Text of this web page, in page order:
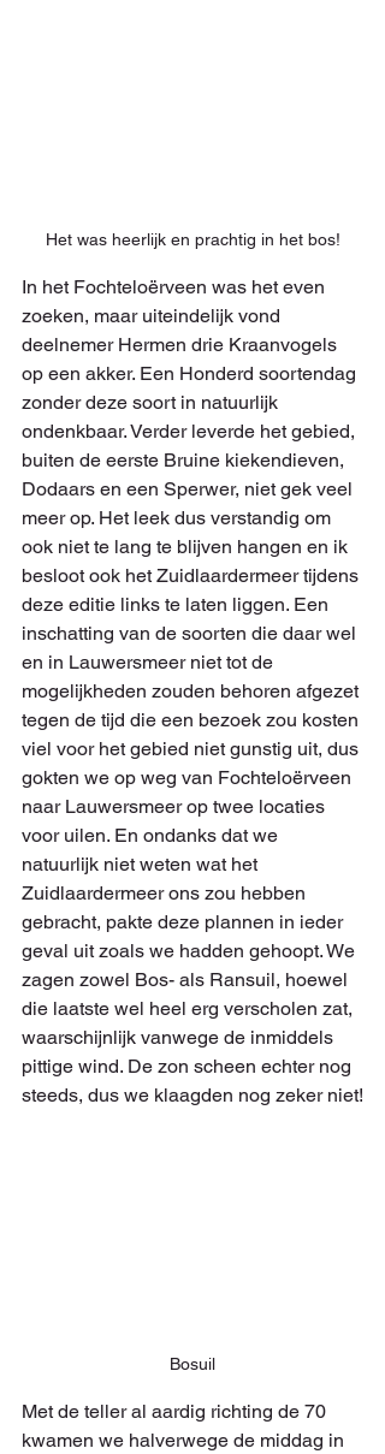
Het was heerlijk en prachtig in het bos!
In het Fochteloërveen was het even
zoeken, maar uiteindelijk vond
deelnemer Hermen drie Kraanvogels
op een akker. Een Honderd soortendag
zonder deze soort in natuurlijk
ondenkbaar. Verder leverde het gebied,
buiten de eerste Bruine kiekendieven,
Dodaars en een Sperwer, niet gek veel
meer op. Het leek dus verstandig om
ook niet te lang te blijven hangen en ik
besloot ook het Zuidlaardermeer tijdens
deze editie links te laten liggen. Een
inschatting van de soorten die daar wel
en in Lauwersmeer niet tot de
mogelijkheden zouden behoren afgezet
tegen de tijd die een bezoek zou kosten
viel voor het gebied niet gunstig uit, dus
gokten we op weg van Fochteloërveen
naar Lauwersmeer op twee locaties
voor uilen. En ondanks dat we
natuurlijk niet weten wat het
Zuidlaardermeer ons zou hebben
gebracht, pakte deze plannen in ieder
geval uit zoals we hadden gehoopt. We
zagen zowel Bos- als Ransuil, hoewel
die laatste wel heel erg verscholen zat,
waarschijnlijk vanwege de inmiddels
pittige wind. De zon scheen echter nog
steeds, dus we klaagden nog zeker niet!
Bosuil
Met de teller al aardig richting de 70
kwamen we halverwege de middag in